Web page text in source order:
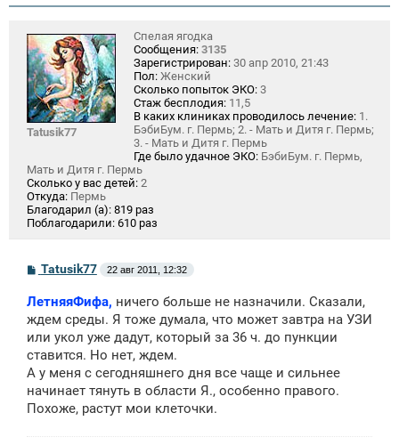
Tatusik77
Спелая ягодка
Сообщения: 3135
Зарегистрирован: 30 апр 2010, 21:43
Пол: Женский
Сколько попыток ЭКО: 3
Стаж бесплодия: 11,5
В каких клиниках проводилось лечение: 1.
БэбиБум. г. Пермь; 2. - Мать и Дитя г. Пермь;
3. - Мать и Дитя г. Пермь
Где было удачное ЭКО: БэбиБум. г. Пермь,
Мать и Дитя г. Пермь
Сколько у вас детей: 2
Откуда: Пермь
Благодарил (а): 819 раз
Поблагодарили: 610 раз
С
б
щ
е
н
и
Tatusik77 22 авг 2011, 12:32
ЛетняяФифа, ничего больше не назначили. Сказали,
ждем среды. Я тоже думала, что может завтра на УЗИ
или укол уже дадут, который за 36 ч. до пункции
ставится. Но нет, ждем.
А у меня с сегодняшнего дня все чаще и сильнее
начинает тянуть в области Я., особенно правого.
Похоже, растут мои клеточки.